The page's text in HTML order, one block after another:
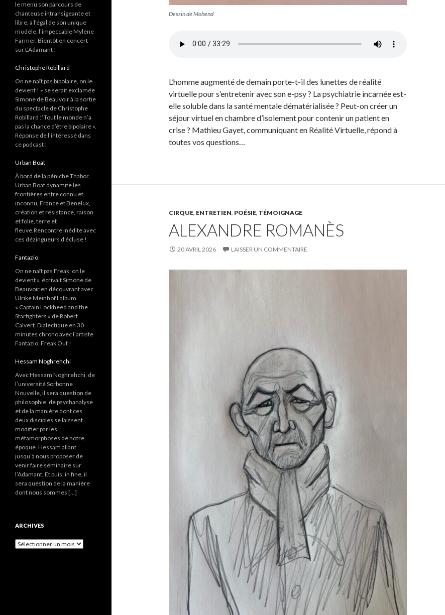
Dessin de Mohend
L’homme augmenté de demain porte-t-il des lunettes de réalité
virtuelle pour s’entretenir avec son e-psy ? La psychiatrie incarnée est-
elle soluble dans la santé mentale dématérialisée ? Peut-on créer un
séjour virtuel en chambre d’isolement pour contenir un patient en
crise ? Mathieu Gayet, communiquant en Réalité Virtuelle, répond à
toutes vos questions…
CIRQUE, ENTRETIEN, POÉSIE, TÉMOIGNAGE
ALEXANDRE ROMANÈS
20 AVRIL 2026 LAISSER UN COMMENTAIRE
le menu son parcours de
chanteuse intransigeante et
libre, à l’égal de son unique
modèle, l’impeccable Mylène
Farmer. Bientôt en concert
sur L’Adamant !
Christophe Robillard
On ne naît pas bipolaire, on le
devient ! » se serait exclamée
Simone de Beauvoir à la sortie
du spectacle de Christophe
Robillard : ‘Tout le monde n’a
pas la chance d’être bipolaire ».
Réponse de l’intéressé dans
ce podcast !
Urban Boat
À bord de la péniche Thabor,
Urban Boat dynamite les
frontières entre connu et
inconnu, France et Benelux,
création et résistance, raison
et folie, terre et
fleuve.Rencontre inédite avec
ces dézingueurs d’écluse !
Fantazio
On ne naît pas Freak, on le
devient », écrivait Simone de
Beauvoir en découvrant avec
Ulrike Meinhof l’album
« Captain Lockheed and the
Starfighters » de Robert
Calvert. Dialectique en 30
minutes chrono avec l’artiste
Fantazio. Freak Out !
Hessam Noghrehchi
Avec Hessam Noghrehchi, de
l’université Sorbonne
Nouvelle, il sera question de
philosophie, de psychanalyse
et de la manière dont ces
deux disciples se laissent
modifier par les
métamorphoses de notre
époque. Hessam allant
jusqu’à nous proposer de
venir faire séminaire sur
l’Adamant. Et puis, in fine, il
sera question de la manière
dont nous sommes […]
ARCHIVES
A